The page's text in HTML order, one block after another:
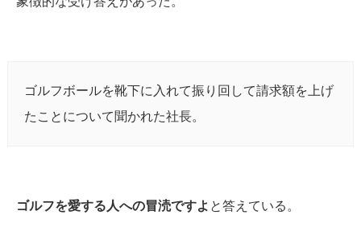
ゴルフボールを靴下に入れて振り回して請求額を上げ
たことについて聞かれた社長。
ゴルフを愛する人への冒涜ですよ と答えている。